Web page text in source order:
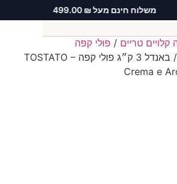
משלוח חינם מעל ₪ 499.00
חיפוש
קלויים טריים / פולי קפה
/ באנדל 3 ק״ג פולי קפה TOSTATO –
Crema e